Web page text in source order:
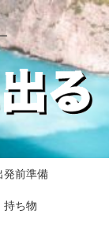
発前準備
持ち物